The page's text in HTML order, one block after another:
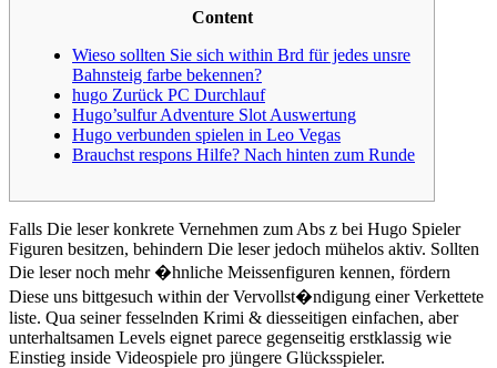
Content
Wieso sollten Sie sich within Brd für jedes unsre
Bahnsteig farbe bekennen?
hugo Zurück PC Durchlauf
Hugo’sulfur Adventure Slot Auswertung
Hugo verbunden spielen in Leo Vegas
Brauchst respons Hilfe? Nach hinten zum Runde
Falls Die leser konkrete Vernehmen zum Abs z bei Hugo Spieler
Figuren besitzen, behindern Die leser jedoch mühelos aktiv. Sollten
Die leser noch mehr �hnliche Meissenfiguren kennen, fördern
Diese uns bittgesuch within der Vervollst�ndigung einer Verkettete
liste. Qua seiner fesselnden Krimi & diesseitigen einfachen, aber
unterhaltsamen Levels eignet parece gegenseitig erstklassig wie
Einstieg inside Videospiele pro jüngere Glücksspieler.